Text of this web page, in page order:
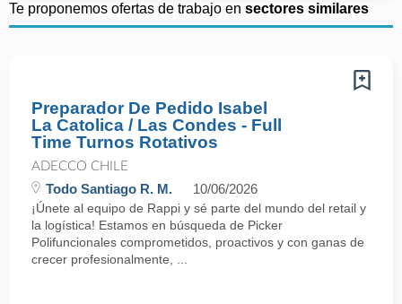
Te proponemos ofertas de trabajo en sectores similares
Preparador De Pedido Isabel
La Catolica / Las Condes - Full
Time Turnos Rotativos
ADECCO CHILE
Todo Santiago R. M. 10/06/2026
¡Únete al equipo de Rappi y sé parte del mundo del retail y
la logística! Estamos en búsqueda de Picker
Polifuncionales comprometidos, proactivos y con ganas de
crecer profesionalmente, ...